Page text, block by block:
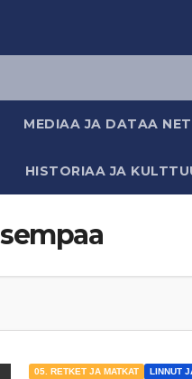
MEDIAA JA DATAA
HISTORIAA JA
05. RETKET JA MATKAT
LINNUT